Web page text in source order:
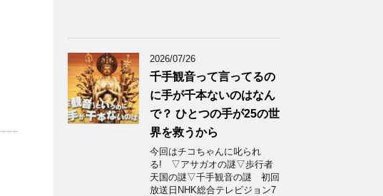
2026/07/26
千手観音って言ってるの
に手が千本ないのはなん
で？ ひとつの手が25の世
界を救うから
今回はチコちゃんに叱られ
る! ▽アサガオの謎▽歩行者
天国の謎▽千手観音の謎 初回
放送日NHK総合テレビジョン7